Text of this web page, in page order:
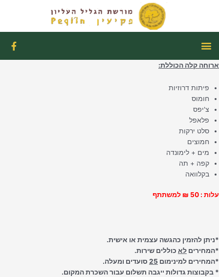
תפריט
F
a
c
ארוחה קלה הכוללת:
פיתות דרוזיות
חומוס
צ'יפס
פלאפל
סלט ירקות
חמוצים
מים + לימונדה
קפה + תה
בקלוואה
עלות : 50 ₪ למשתתף
*ניתן להזמין כהגשה עצמית או אישית.
*המחירים לא כוללים שירות.
*המחירים למינימום 25 סועדים ומעלה.
* בקבוצות גדולות ייגבה תשלום עבור השכרת המקום.